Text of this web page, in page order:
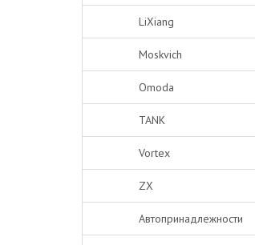
LiXiang
Moskvich
Omoda
TANK
Vortex
ZX
Автопринадлежности